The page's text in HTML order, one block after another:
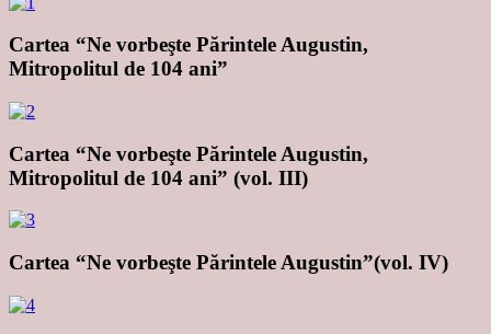
Cartea “Ne vorbeşte Părintele Augustin,
Mitropolitul de 104 ani”
Cartea “Ne vorbeşte Părintele Augustin,
Mitropolitul de 104 ani” (vol. III)
Cartea “Ne vorbeşte Părintele Augustin”(vol. IV)